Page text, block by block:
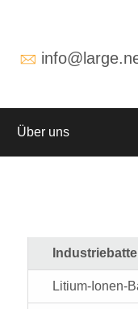
Über uns
Litium-Ionen-